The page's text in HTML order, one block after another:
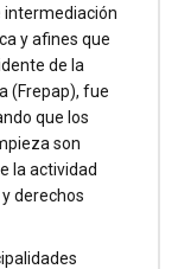
intermediación
y afines que
de la
(Frepap), fue
que los
son
la actividad
derechos